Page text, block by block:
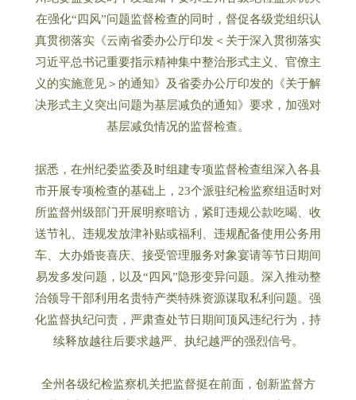
在强化“四风”问题监督检查的同时，督促各级党组织认
真贯彻落实《云南省委办公厅印发＜关于深入贯彻落实
习近平总书记重要指示精神集中整治形式主义、官僚主
义的实施意见＞的通知》及省委办公厅印发的《关于解
决形式主义突出问题为基层减负的通知》要求，加强对
基层减负情况的监督检查。
据悉，在州纪委监委及时组建专项监督检查组深入各县
市开展专项检查的基础上，23个派驻纪检监察组适时对
所监督州级部门开展明察暗访，紧盯违规公款吃喝、收
送节礼、违规发放津补贴或福利、违规配备使用公务用
车、大办婚丧喜庆、接受管理服务对象宴请等节日期间
易发多发问题，以及“四风”隐形变异问题。深入推动整
治领导干部利用名贵特产类特殊资源谋取私利问题。强
化监督执纪问责，严肃查处节日期间顶风违纪行为，持
续释放越往后要求越严、执纪越严的强烈信号。
全州各级纪检监察机关把监督挺在前面，创新监督方